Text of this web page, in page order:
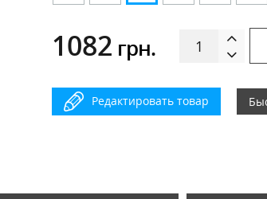
1082 грн.
Редактировать товар